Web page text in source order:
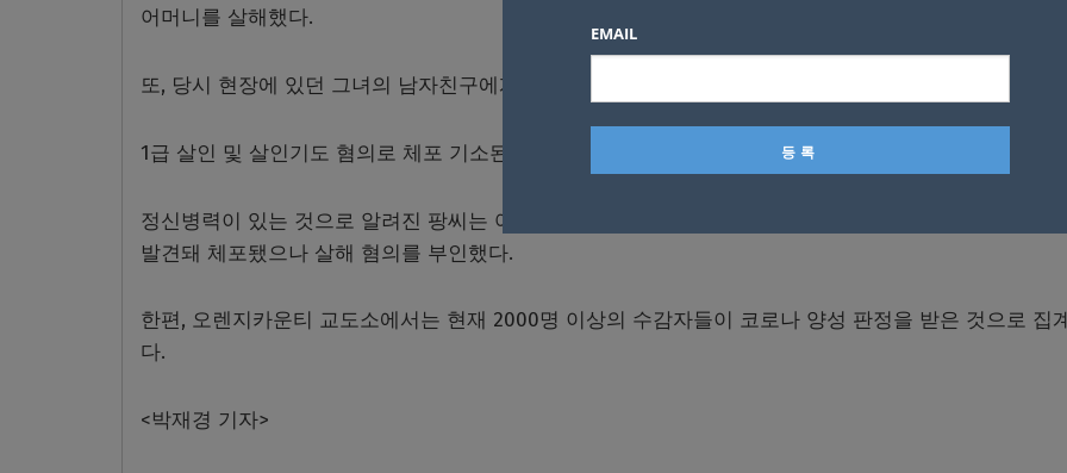
어머니를 살해했다.
또, 당시 현장에 있던 그녀의 남자친구에게도 칼을 휘둘러 살해하려했다.
1급 살인 및 살인기도 혐의로 체포 기소된 팡씨는 그간 오렌지 카운티 교도소에 수감 중이었다.
정신병력이 있는 것으로 알려진 팡씨는 어머니를 살해한 후 자신의 침실에서 살해 도구로 사용한 나이
발견돼 체포됐으나 살해 혐의를 부인했다.
한편, 오렌지카운티 교도소에서는 현재 2000명 이상의 수감자들이 코로나 양성 판정을 받은 것으로 집
다.
<박재경 기자>
EMAIL